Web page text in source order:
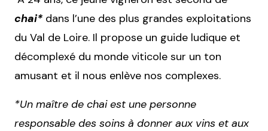
chai* dans l’une des plus grandes exploitations
du Val de Loire. Il propose un guide ludique et
décomplexé du monde viticole sur un ton
amusant et il nous enlève nos complexes.
*Un maître de chai est une personne
responsable des soins à donner aux vins et aux